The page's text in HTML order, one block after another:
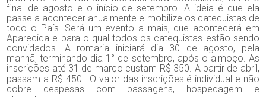
final de agosto e o início de setembro. A ideia é que ela
passe a acontecer anualmente e mobilize os catequistas de
todo o País. Será um evento a mais, que acontecerá em
Aparecida e para o qual todos os catequistas estão sendo
convidados. A romaria iniciará dia 30 de agosto, pela
manhã, terminando dia 1° de setembro, após o almoço. As
inscrições até 31 de março custam R$ 350. A partir de abril,
passam a R$ 450. O valor das inscrições é individual e não
cobre despesas com passagens, hospedagem e